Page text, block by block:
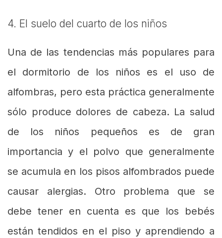
4. El suelo del cuarto de los niños
Una de las tendencias más populares para
el dormitorio de los niños es el uso de
alfombras, pero esta práctica generalmente
sólo produce dolores de cabeza. La salud
de los niños pequeños es de gran
importancia y el polvo que generalmente
se acumula en los pisos alfombrados puede
causar alergias. Otro problema que se
debe tener en cuenta es que los bebés
están tendidos en el piso y aprendiendo a